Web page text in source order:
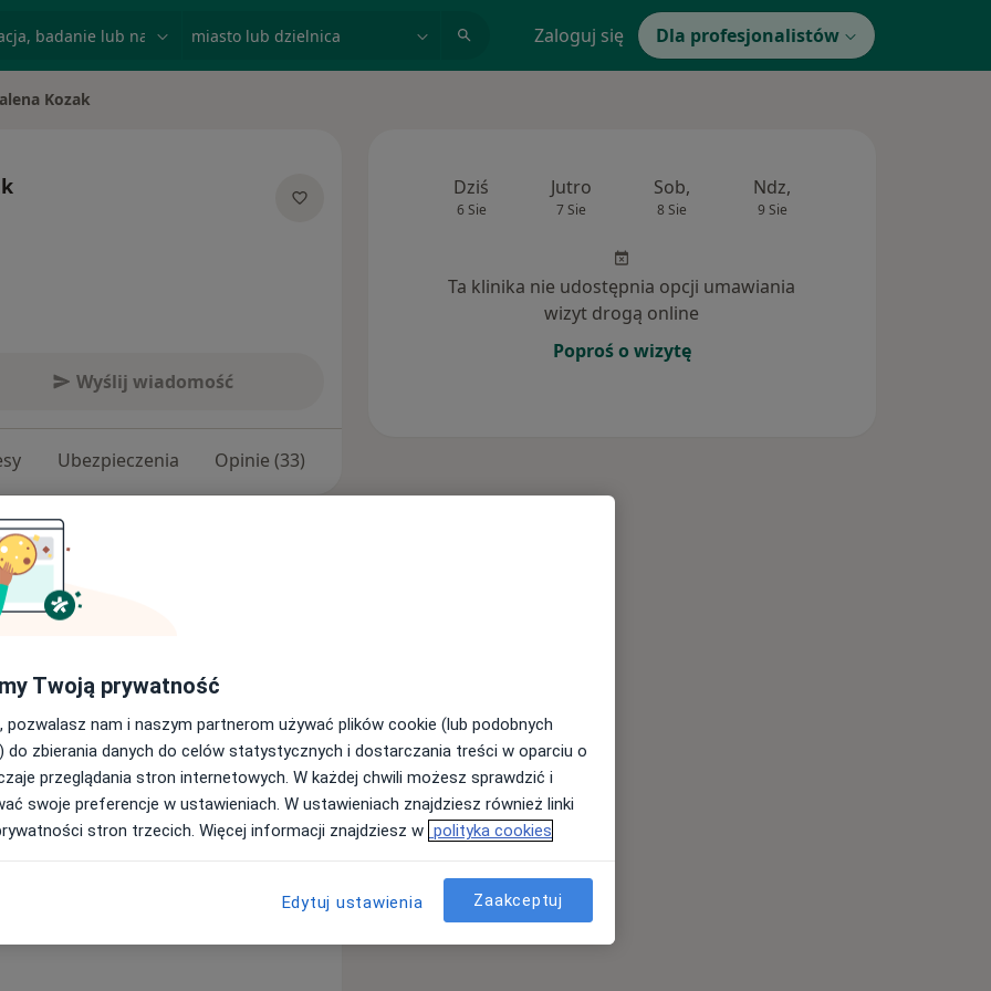
Zaloguj się Dla profesjonalistów
Kozak
Wyślij wiadomość
Ubezpieczenia Opinie (33)
w Katowicach, w 2020 r.
Od wielu lat zajmuję się
posiadam certyfikat
w zakresie ultrasonografii
oraz Elektromiografii,
oraz wykonuję badania w oddziale
Oddziału Neurologii z
w Jaworznie.
zjazdach oraz konferencjach
licznych staży w Polsce oraz
zawroty głowy, udar mózgu,
Dziś
6 Sie
Jutro
7 Sie
Sob,
8 Sie
Ndz,
9 Sie
Ta klinika nie udostępnia opcji umawiania
wizyt drogą online
Poproś o wizytę
Twoją prywatność
pozwalasz nam i naszym partnerom używać plików cookie (lub podobnych
do zbierania danych do celów statystycznych i dostarczania treści w oparciu o
przeglądania stron internetowych. W każdej chwili możesz sprawdzić i
swoje preferencje w ustawieniach. W ustawieniach znajdziesz również linki
stron trzecich. Więcej informacji znajdziesz w polityka cookies
Edytuj ustawienia Zaakceptuj